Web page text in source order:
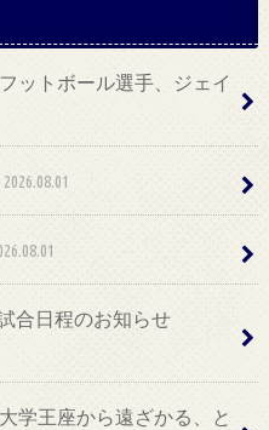
ットボール選手、ジェイ
2026.08.01
合日程のお知らせ
学王座から遠ざかる、と